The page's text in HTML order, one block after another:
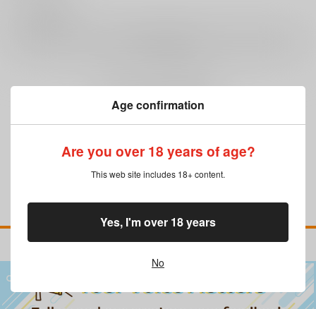
Age confirmation
Are you over 18 years of age?
This web site includes 18+ content.
No
Yes, I'm over 18 years